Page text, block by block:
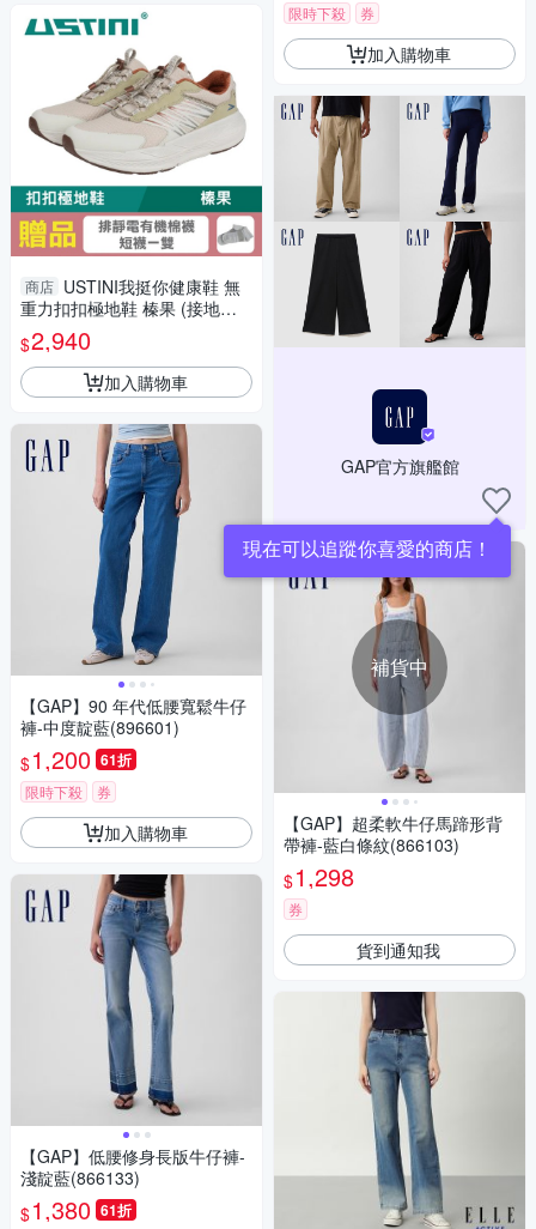
商店 USTINI我挺你健康鞋 無
重力扣扣極地鞋 榛果 (接地氣
鞋 限時優惠 買鞋送襪)
$2,940
加入購物車
【GAP】90 年代低腰寬鬆牛仔
褲-中度靛藍(896601)
$1,200 61折
限時下殺 券
加入購物車
【GAP】低腰修身長版牛仔褲-
淺靛藍(866133)
$1,380 61折
限時下殺 券
加入購物車
GAP官方旗艦館
現在可以追蹤你喜愛的商店！
補貨中
【GAP】超柔軟牛仔馬蹄形背
帶褲-藍白條紋(866103)
$1,298
券
貨到通知我